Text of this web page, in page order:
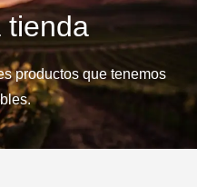
tienda
productos que tenemos